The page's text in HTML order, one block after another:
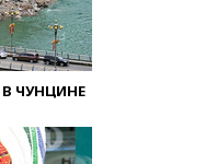
ЧУНЦИНЕ